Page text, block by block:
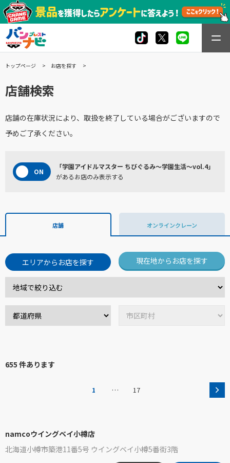
トップページ お店を探す
店舗検索
店舗の在庫状況により、取扱を終了している場合がございますので
予めご了承ください。
「学園アイドルマスター ちびぐるみ～学園生活～vol.4」
があるお店のみ表示する
店舗 オンラインクレーン
エリアからお店を探す 現在地からお店を探す
655 件あります
1 … 17
namcoウイングベイ小樽店
北海道小樽市築港11番5号 ウイングベイ小樽5番街3階